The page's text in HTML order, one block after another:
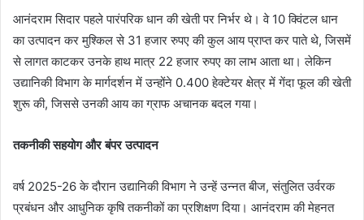
आनंदराम सिदार पहले पारंपरिक धान की खेती पर निर्भर थे। वे 10 क्विंटल धान
का उत्पादन कर मुश्किल से 31 हजार रुपए की कुल आय प्राप्त कर पाते थे, जिसमें
से लागत काटकर उनके हाथ मात्र 22 हजार रुपए का लाभ आता था। लेकिन
उद्यानिकी विभाग के मार्गदर्शन में उन्होंने 0.400 हेक्टेयर क्षेत्र में गेंदा फूल की खेती
शुरू की, जिससे उनकी आय का ग्राफ अचानक बदल गया।
तकनीकी सहयोग और बंपर उत्पादन
वर्ष 2025-26 के दौरान उद्यानिकी विभाग ने उन्हें उन्नत बीज, संतुलित उर्वरक
प्रबंधन और आधुनिक कृषि तकनीकों का प्रशिक्षण दिया। आनंदराम की मेहनत